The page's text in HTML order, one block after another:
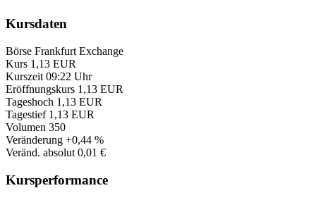
Kursdaten
Börse Frankfurt Exchange
Kurs 1,13 EUR
Kurszeit 09:22 Uhr
Eröffnungskurs 1,13 EUR
Tageshoch 1,13 EUR
Tagestief 1,13 EUR
Volumen 350
Veränderung +0,44 %
Veränd. absolut 0,01 €
Kursperformance